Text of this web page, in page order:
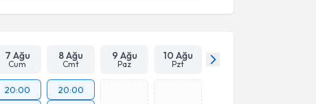
7 Ağu
Cum
8 Ağu
Cmt
9 Ağu
Paz
10 Ağu
Pzt
20:00
20:00